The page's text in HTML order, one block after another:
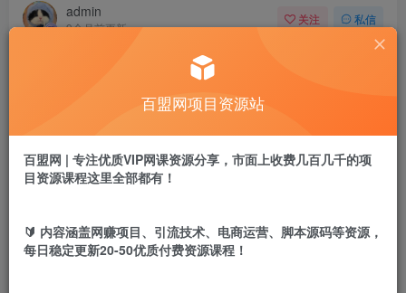
admin
9个月前更新
关注 私信
盟币 9.9
立即购买
百盟网项目资源站
百盟网 | 专注优质VIP网课资源分享，市面上收费几百几千的项
目资源课程这里全部都有！
🔰 内容涵盖网赚项目、引流技术、电商运营、脚本源码等资源，
每日稳定更新20-50优质付费资源课程！